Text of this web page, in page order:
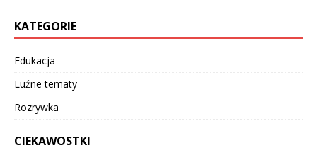
KATEGORIE
Edukacja
Luźne tematy
Rozrywka
CIEKAWOSTKI